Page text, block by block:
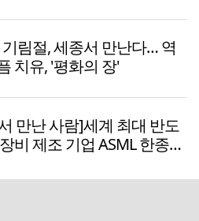
림절, 세종서 만난다… 역
치유, '평화의 장'
만난 사람]세계 최대 반도
비 제조 기업 ASML 한종호